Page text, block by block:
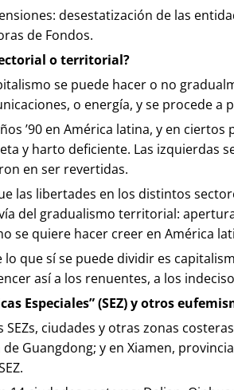
desestatización de las
de Fondos.
o territorial?
se puede hacer o no
o energía, y se procede
’90 en América latina, y en
y harto deficiente. Las izquierdas
en ser revertidas.
las libertades en los distintos
del gradualismo territorial:
se quiere hacer creer en América
que sí se puede dividir es
así a los renuentes, a los
Especiales” (SEZ) y otros
SEZs, ciudades y otras zonas
Guangdong; y en Xiamen,